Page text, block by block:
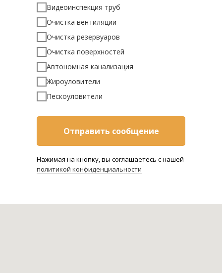
Видеоинспекция труб
Очистка вентиляции
Очистка резервуаров
Очистка поверхностей
Автономная канализация
Жироуловители
Пескоуловители
Отправить сообщение
Нажимая на кнопку, вы соглашаетесь c нашей
политикой конфиденциальности